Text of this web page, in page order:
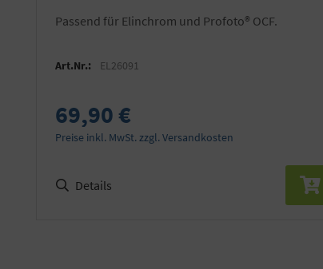
Passend für Elinchrom und Profoto® OCF.
Art.Nr.: EL26091
69,90 €
Preise inkl. MwSt. zzgl. Versandkosten
Details